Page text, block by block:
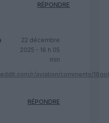
RÉPONDRE
22 décembre
2025 - 16 h 05
min
r/aviation/comments/
RÉPONDRE